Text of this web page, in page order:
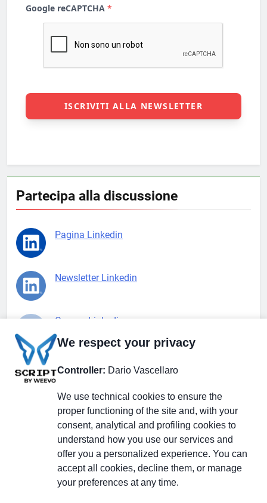
Partecipa alla discussione
Pagina Linkedin
Newsletter Linkedin
Gruppo Linkedin
Pagina Facebook
X.com
Il Giornale delle PMI.
Testata giornalistica
Disclaimer Privacy PolicyCookie
We respect your privacy
Controller: Dario Vascellaro
We use technical cookies to ensure the
proper functioning of the site and, with your
consent, analytical and profiling cookies to
understand how you use our services and
offer you a personalized experience. You can
accept all cookies, decline them, or manage
your preferences at any time.